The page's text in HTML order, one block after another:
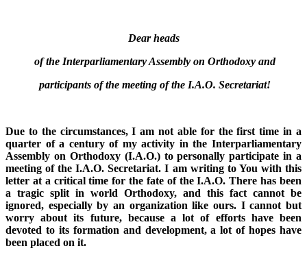
Dear heads
of the Interparliamentary Assembly on Orthodoxy and
participants of the meeting of the I.A.O. Secretariat!
Due to the circumstances, I am not able for the first time in a
quarter of a century of my activity in the Interparliamentary
Assembly on Orthodoxy (I.A.O.) to personally participate in a
meeting of the I.A.O. Secretariat. I am writing to You with this
letter at a critical time for the fate of the I.A.O. There has been
a tragic split in world Orthodoxy, and this fact cannot be
ignored, especially by an organization like ours. I cannot but
worry about its future, because a lot of efforts have been
devoted to its formation and development, a lot of hopes have
been placed on it.